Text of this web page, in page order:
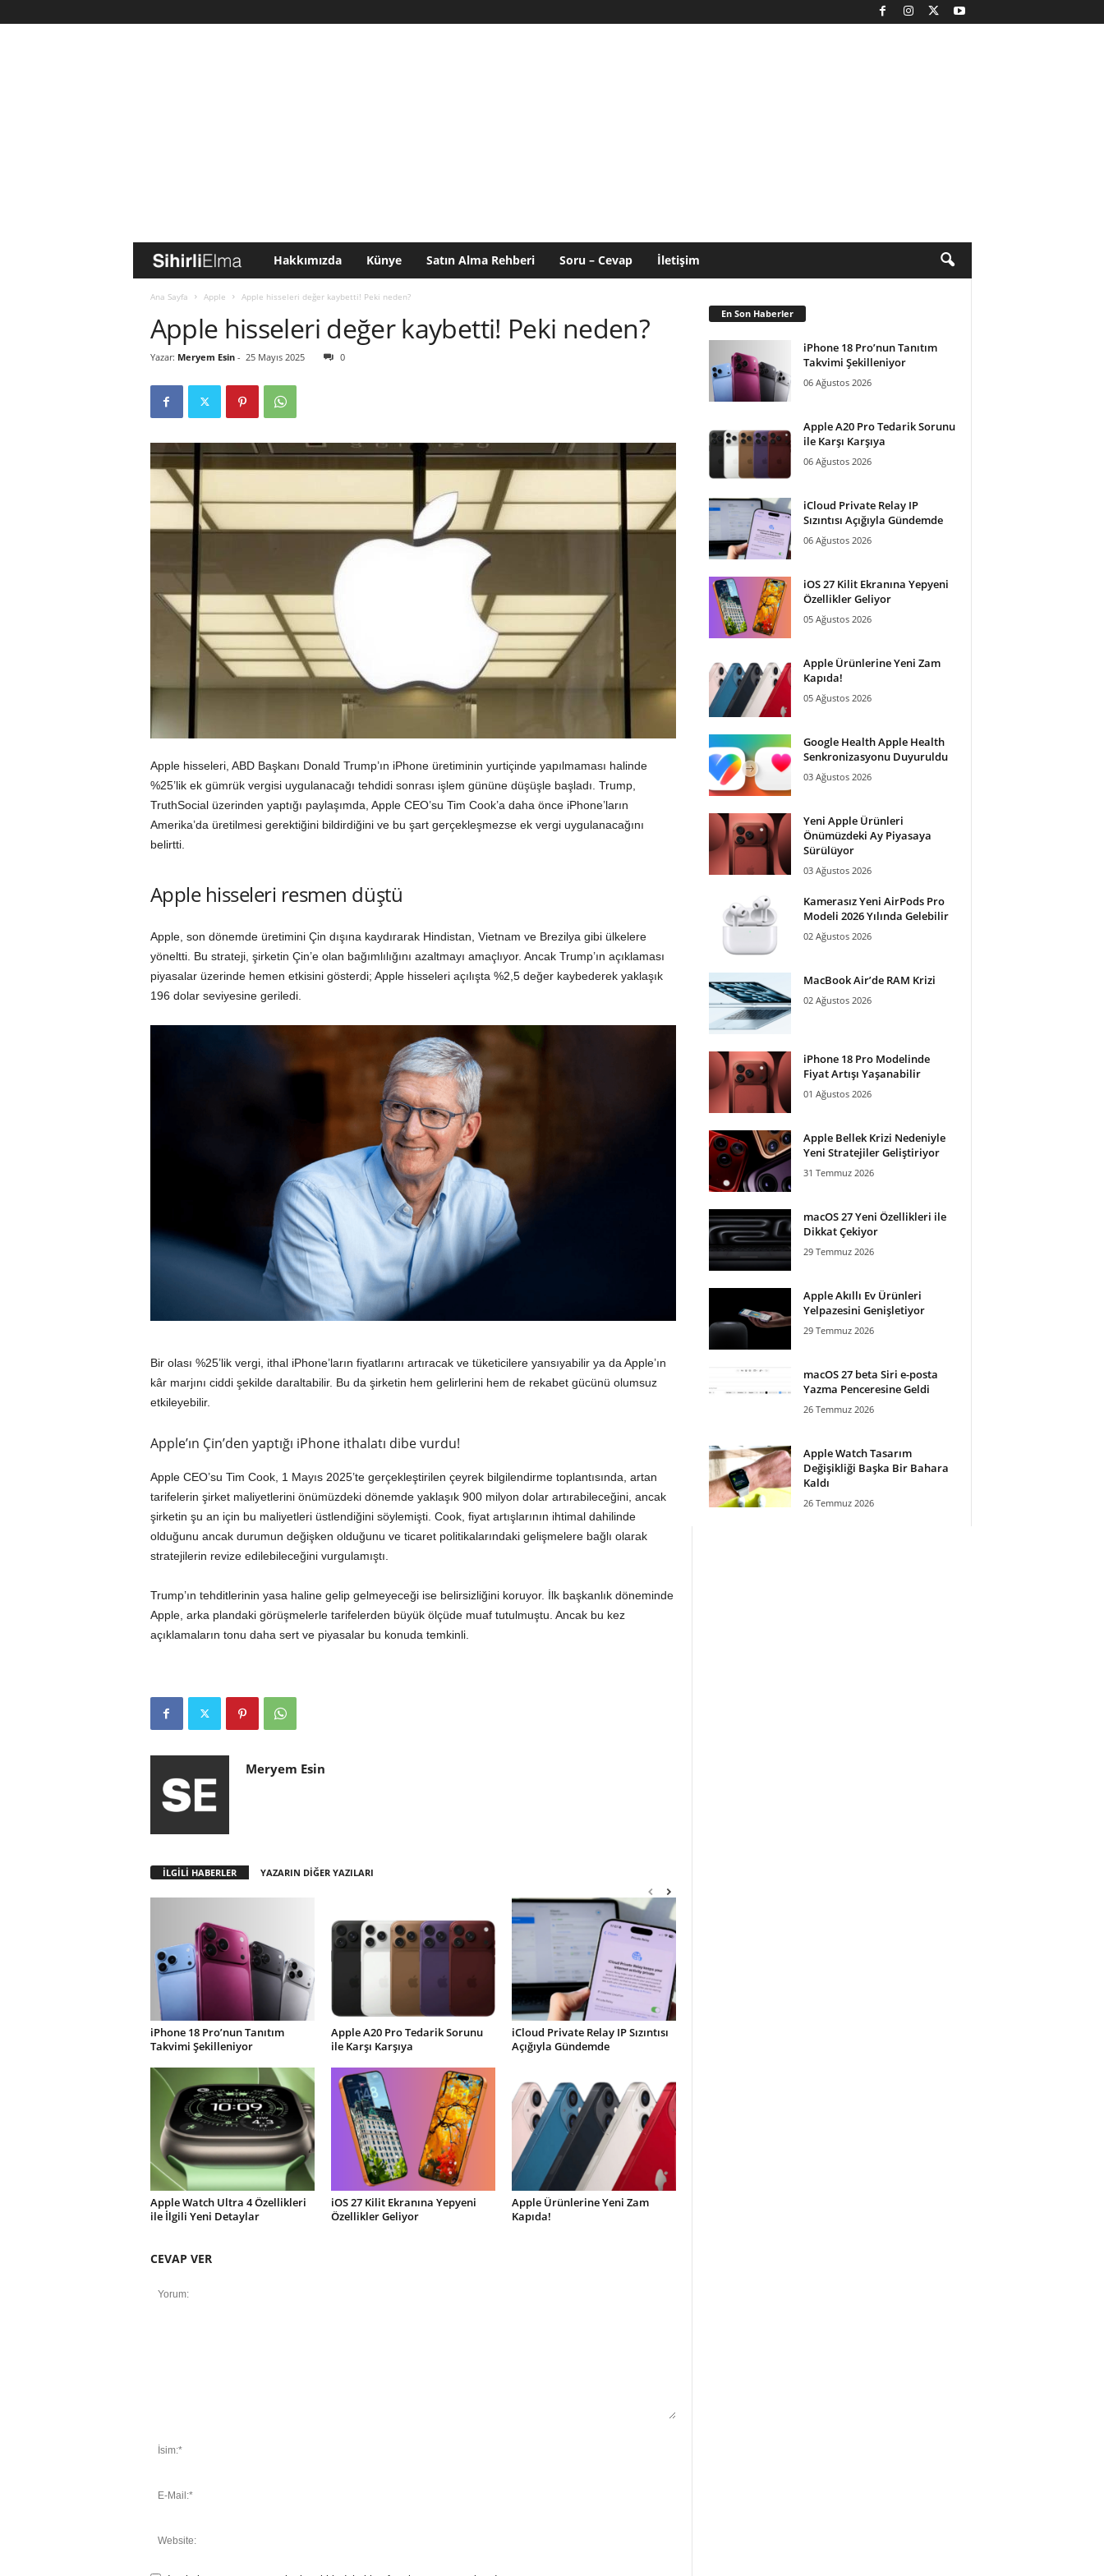
i
h
l
Hakkımızda Künye Satın Alma Rehberi Soru – Cevap İletişim
Ana Sayfa Apple Apple hisseleri değer kaybetti! Peki neden?
Apple hisseleri değer kaybetti! Peki neden?
Yazar: Meryem Esin- 25 Mayıs 2025 0
Apple hisseleri, ABD Başkanı Donald Trump’ın iPhone üretiminin yurtiçinde yapılmaması halinde
%25’lik ek gümrük vergisi uygulanacağı tehdidi sonrası işlem gününe düşüşle başladı. Trump,
TruthSocial üzerinden yaptığı paylaşımda, Apple CEO’su Tim Cook’a daha önce iPhone’ların
Amerika’da üretilmesi gerektiğini bildirdiğini ve bu şart gerçekleşmezse ek vergi uygulanacağını
belirtti.
Apple hisseleri resmen düştü
Apple, son dönemde üretimini Çin dışına kaydırarak Hindistan, Vietnam ve Brezilya gibi ülkelere
yöneltti. Bu strateji, şirketin Çin’e olan bağımlılığını azaltmayı amaçlıyor. Ancak Trump’ın açıklaması
piyasalar üzerinde hemen etkisini gösterdi; Apple hisseleri açılışta %2,5 değer kaybederek yaklaşık
196 dolar seviyesine geriledi.
Bir olası %25’lik vergi, ithal iPhone’ların fiyatlarını artıracak ve tüketicilere yansıyabilir ya da Apple’ın
kâr marjını ciddi şekilde daraltabilir. Bu da şirketin hem gelirlerini hem de rekabet gücünü olumsuz
etkileyebilir.
Apple’ın Çin’den yaptığı iPhone ithalatı dibe vurdu!
Apple CEO’su Tim Cook, 1 Mayıs 2025’te gerçekleştirilen çeyrek bilgilendirme toplantısında, artan
tarifelerin şirket maliyetlerini önümüzdeki dönemde yaklaşık 900 milyon dolar artırabileceğini, ancak
şirketin şu an için bu maliyetleri üstlendiğini söylemişti. Cook, fiyat artışlarının ihtimal dahilinde
olduğunu ancak durumun değişken olduğunu ve ticaret politikalarındaki gelişmelere bağlı olarak
stratejilerin revize edilebileceğini vurgulamıştı.
Trump’ın tehditlerinin yasa haline gelip gelmeyeceği ise belirsizliğini koruyor. İlk başkanlık döneminde
Apple, arka plandaki görüşmelerle tarifelerden büyük ölçüde muaf tutulmuştu. Ancak bu kez
açıklamaların tonu daha sert ve piyasalar bu konuda temkinli.
Meryem Esin
İLGİLİ HABERLER YAZARIN DİĞER YAZILARI
iPhone 18 Pro’nun Tanıtım
Takvimi Şekilleniyor
Apple A20 Pro Tedarik Sorunu
ile Karşı Karşıya
iCloud Private Relay IP Sızıntısı
Açığıyla Gündemde
Apple Watch Ultra 4 Özellikleri
ile İlgili Yeni Detaylar
iOS 27 Kilit Ekranına Yepyeni
Özellikler Geliyor
Apple Ürünlerine Yeni Zam
Kapıda!
CEVAP VER
En Son Haberler
iPhone 18 Pro’nun Tanıtım
Takvimi Şekilleniyor
06 Ağustos 2026
Apple A20 Pro Tedarik Sorunu
ile Karşı Karşıya
06 Ağustos 2026
iCloud Private Relay IP
Sızıntısı Açığıyla Gündemde
06 Ağustos 2026
iOS 27 Kilit Ekranına Yepyeni
Özellikler Geliyor
05 Ağustos 2026
Apple Ürünlerine Yeni Zam
Kapıda!
05 Ağustos 2026
Google Health Apple Health
Senkronizasyonu Duyuruldu
03 Ağustos 2026
Yeni Apple Ürünleri
Önümüzdeki Ay Piyasaya
Sürülüyor
03 Ağustos 2026
Kamerasız Yeni AirPods Pro
Modeli 2026 Yılında Gelebilir
02 Ağustos 2026
MacBook Air’de RAM Krizi
02 Ağustos 2026
iPhone 18 Pro Modelinde
Fiyat Artışı Yaşanabilir
01 Ağustos 2026
Apple Bellek Krizi Nedeniyle
Yeni Stratejiler Geliştiriyor
31 Temmuz 2026
macOS 27 Yeni Özellikleri ile
Dikkat Çekiyor
29 Temmuz 2026
Apple Akıllı Ev Ürünleri
Yelpazesini Genişletiyor
29 Temmuz 2026
macOS 27 beta Siri e-posta
Yazma Penceresine Geldi
26 Temmuz 2026
Apple Watch Tasarım
Değişikliği Başka Bir Bahara
Kaldı
26 Temmuz 2026